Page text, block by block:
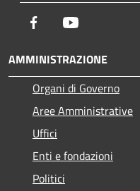
Facebook
AMMINISTRAZIONE
Organi di Governo
Aree Amministrative
Uffici
Enti e fondazioni
Politici